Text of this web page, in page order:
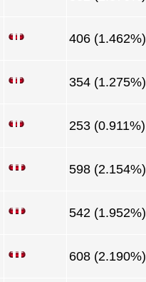
406 (1.462%)
354 (1.275%)
253 (0.911%)
598 (2.154%)
542 (1.952%)
608 (2.190%)